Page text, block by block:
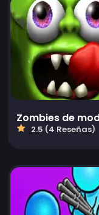
Zombies de
2.5 (4 Reseñas)